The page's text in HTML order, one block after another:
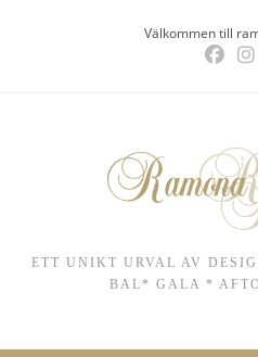
Välkommen till
ETT UNIKT URVAL AV
BAL* GALA *